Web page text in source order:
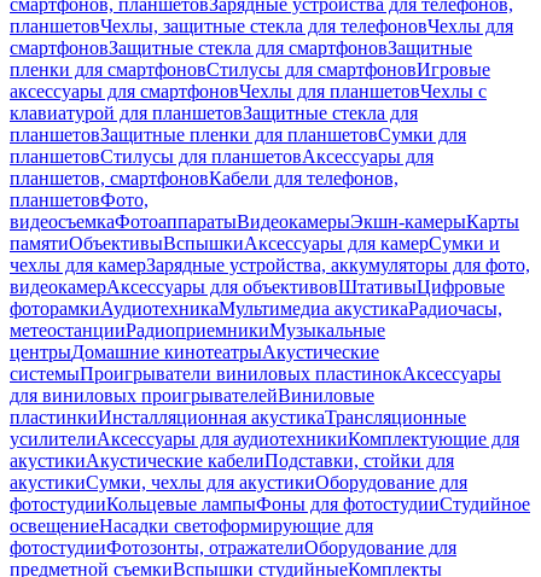
смартфонов, планшетовЗарядные устройства для телефонов,
планшетовЧехлы, защитные стекла для телефоновЧехлы для
смартфоновЗащитные стекла для смартфоновЗащитные
пленки для смартфоновСтилусы для смартфоновИгровые
аксессуары для смартфоновЧехлы для планшетовЧехлы с
клавиатурой для планшетовЗащитные стекла для
планшетовЗащитные пленки для планшетовСумки для
планшетовСтилусы для планшетовАксессуары для
планшетов, смартфоновКабели для телефонов,
планшетовФото,
видеосъемкаФотоаппаратыВидеокамерыЭкшн-камерыКарты
памятиОбъективыВспышкиАксессуары для камерСумки и
чехлы для камерЗарядные устройства, аккумуляторы для фото,
видеокамерАксессуары для объективовШтативыЦифровые
фоторамкиАудиотехникаМультимедиа акустикаРадиочасы,
метеостанцииРадиоприемникиМузыкальные
центрыДомашние кинотеатрыАкустические
системыПроигрыватели виниловых пластинокАксессуары
для виниловых проигрывателейВиниловые
пластинкиИнсталляционная акустикаТрансляционные
усилителиАксессуары для аудиотехникиКомплектующие для
акустикиАкустические кабелиПодставки, стойки для
акустикиСумки, чехлы для акустикиОборудование для
фотостудииКольцевые лампыФоны для фотостудииСтудийное
освещениеНасадки светоформирующие для
фотостудииФотозонты, отражателиОборудование для
предметной съемкиВспышки студийныеКомплекты